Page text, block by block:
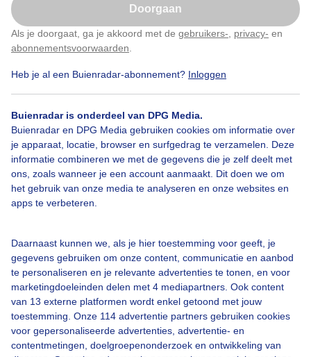
Doorgaan
Als je doorgaat, ga je akkoord met de gebruikers- privacy- en
abonnementsvoorwaarden
Heb je al een Buienradar-abonnement? Inloggen
Buienradar is onderdeel van DPG Media.
Buienradar en DPG Media gebruiken cookies om informatie over
je apparaat, locatie, browser en surfgedrag te verzamelen. Deze
informatie combineren we met de gegevens die je zelf deelt met
ons, zoals wanneer je een account aanmaakt. Dit doen we om
het gebruik van onze media te analyseren en onze websites en
apps te verbeteren.
Daarnaast kunnen we, als je hier toestemming voor geeft, je
gegevens gebruiken om onze content, communicatie en aanbod
te personaliseren en je relevante advertenties te tonen, en voor
marketingdoeleinden delen met 4 mediapartners. Ook content
van 13 externe platformen wordt enkel getoond met jouw
toestemming. Onze 114 advertentie partners gebruiken cookies
voor gepersonaliseerde advertenties, advertentie- en
contentmetingen, doelgroepenonderzoek en ontwikkeling van
Een moment geduld aub...
Over Buienradar
Bedrijfsgegevens
Veelgestelde vragen
Klik hierom dit aan te passen